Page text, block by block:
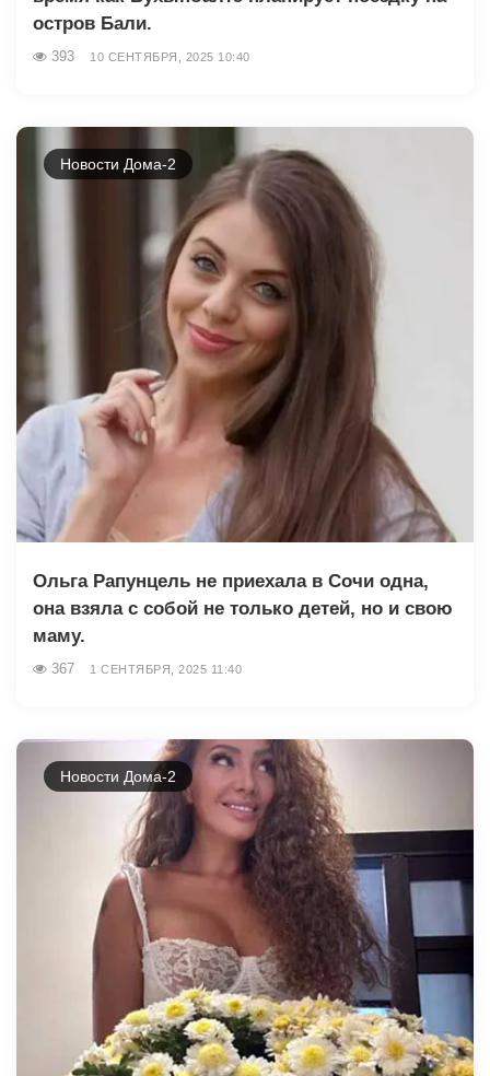
остров Бали.
393 10 СЕНТЯБРЯ, 2025 10:40
Новости Дома-2
Ольга Рапунцель не приехала в Сочи одна,
она взяла с собой не только детей, но и свою
маму.
367 1 СЕНТЯБРЯ, 2025 11:40
Новости Дома-2